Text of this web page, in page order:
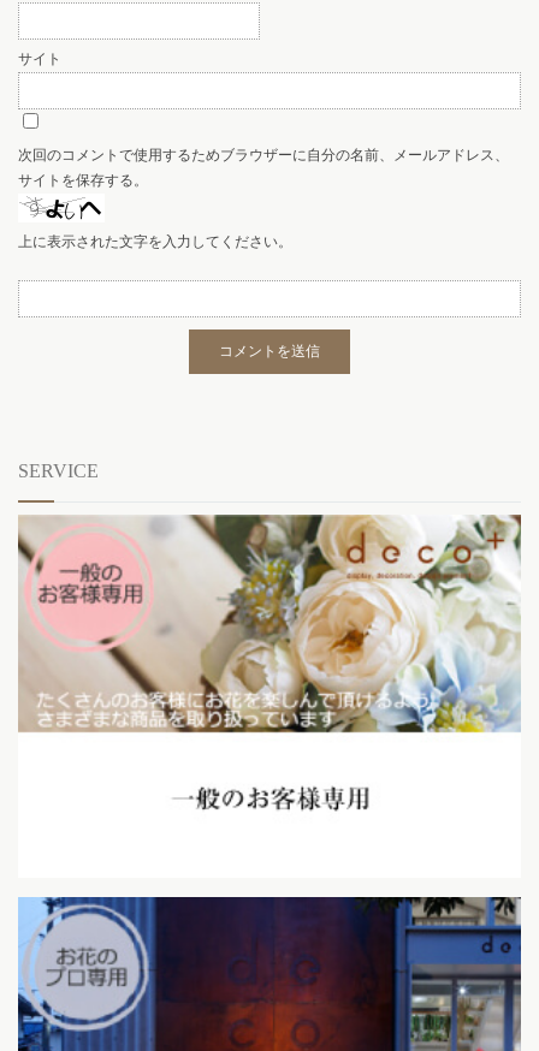
サイト
次回のコメントで使用するためブラウザーに自分の名前、メールアドレス、
サイトを保存する。
上に表示された文字を入力してください。
SERVICE